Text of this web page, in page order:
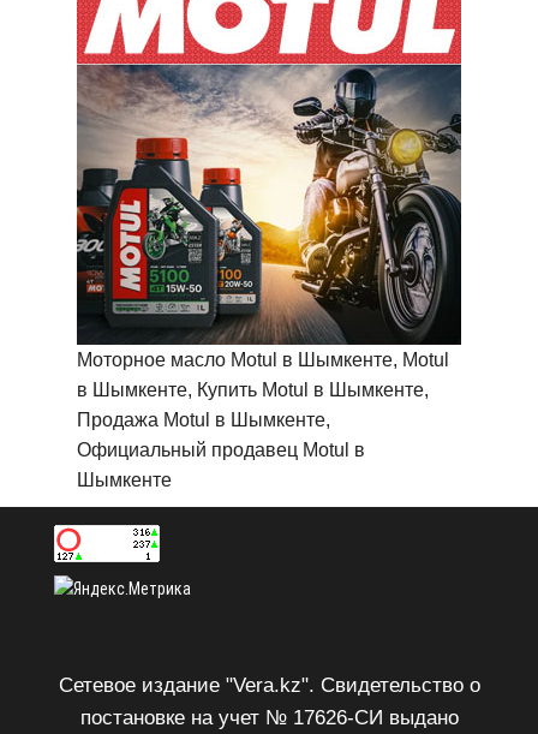
Моторное масло Motul в Шымкенте, Motul
в Шымкенте, Купить Motul в Шымкенте,
Продажа Motul в Шымкенте,
Официальный продавец Motul в
Шымкенте
Сетевое издание "Vera.kz". Свидетельство о
постановке на учет № 17626-СИ выдано